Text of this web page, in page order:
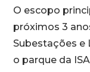
O escopo
próximos 3
Subestações e
o parque da